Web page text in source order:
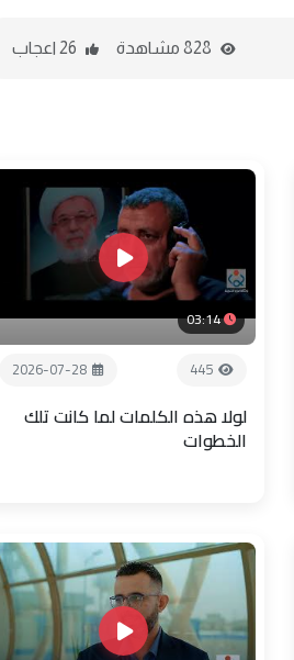
03:14
445
2026-07-28
لولا هذه الكلمات لما كانت تلك
الخطوات